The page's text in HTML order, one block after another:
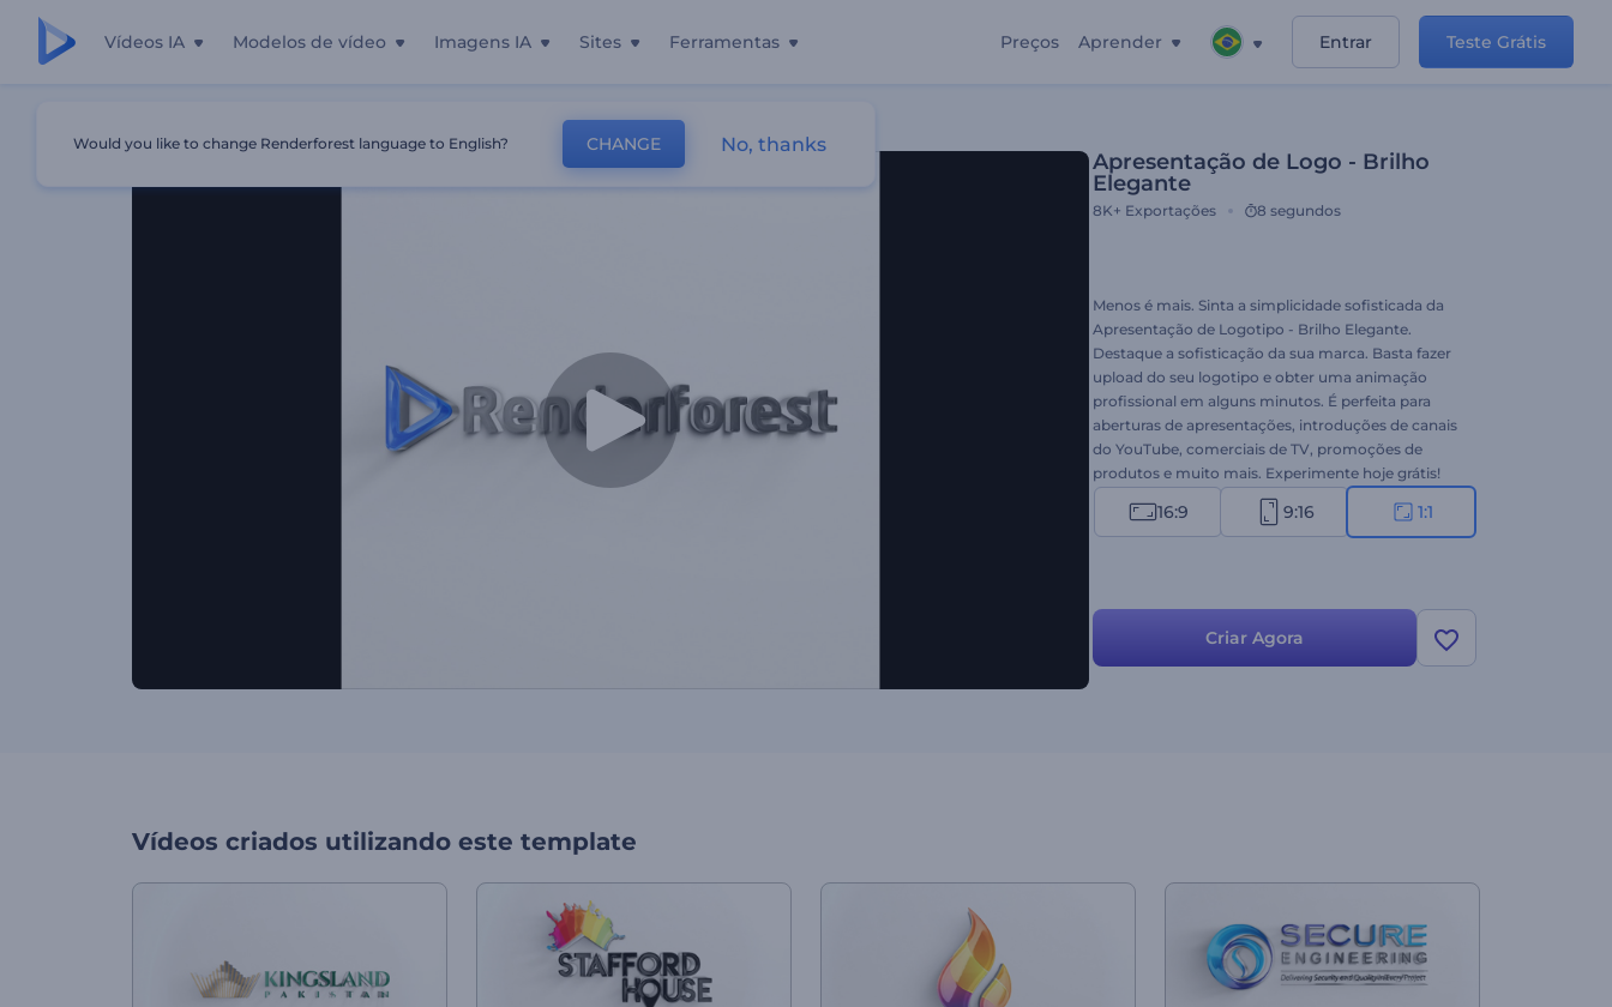
Vídeos IA Modelos de vídeo Imagens IA Sites Ferramentas Preços Aprender Entrar Teste Grátis
Apresentação de Logo - Brilho
Elegante
8K+ Exportações 8 segundos
Menos é mais. Sinta a simplicidade sofisticada da
Apresentação de Logotipo - Brilho Elegante.
Destaque a sofisticação da sua marca. Basta fazer
upload do seu logotipo e obter uma animação
profissional em alguns minutos. É perfeita para
aberturas de apresentações, introduções de canais
do YouTube, comerciais de TV, promoções de
produtos e muito mais. Experimente hoje grátis!
16:9 9:16 1:1
Criar Agora
Vídeos criados utilizando este template
Would you like to change Renderforest language to English? CHANGE No, thanks